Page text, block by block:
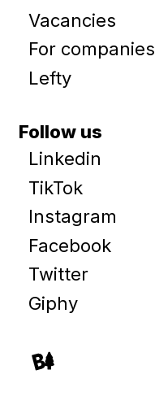
Vacancies
For companies
Lefty
Follow us
Linkedin
TikTok
Instagram
Facebook
Twitter
Giphy